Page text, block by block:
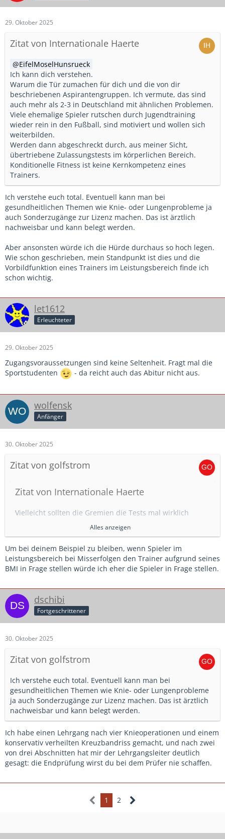
29. Oktober 2025
Zitat von Internationale Haerte
EifelMoselHunsrueck
Ich kann dich verstehen.
Warum die Tür zumachen für dich und die von dir
beschriebenen Aspirantengruppen. Ich vermute, das sind
auch mehr als 2-3 in Deutschland mit ähnlichen Problemen.
Viele ehemalige Spieler rutschen durch Jugendtraining
wieder rein in den Fußball, sind motiviert und wollen sich
weiterbilden.
Werden dann abgeschreckt durch, aus meiner Sicht,
übertriebene Zulassungstests im körperlichen Bereich.
Konditionelle Fitness ist keine Kernkompetenz eines
Trainers.
Ich verstehe euch total. Eventuell kann man bei
gesundheitlichen Themen wie Knie- oder Lungenprobleme ja
auch Sonderzugänge zur Lizenz machen. Das ist ärztlich
nachweisbar und kann belegt werden.
Aber ansonsten würde ich die Hürde durchaus so hoch legen.
Wie schon geschrieben, mein Standpunkt ist dies und die
Vorbildfunktion eines Trainers im Leistungsbereich finde ich
schon wichtig.
let1612
Erleuchteter
29. Oktober 2025
Zugangsvoraussetzungen sind keine Seltenheit. Fragt mal die
Sportstudenten
- da reicht auch das Abitur nicht aus.
wolfensk
Anfänger
30. Oktober 2025
Zitat von golfstrom
Zitat von Internationale Haerte
Vielleicht sollten die Gremien die Tests mal wirklich
Aber als KO Kriterium 3000m Lauf unter 19 Minuten.
Verstehe das bspw. bei einem Bundesliga Schiri. Aber bei
Was soll das? Absolut unverständlich...
Natürlich, für einen halbwegs im Saft stehenden
Erwachsenen machbar, aber gibt ja auch ehemalige
fußkranke Spieler, oder der eine oder andere, der zu
man dann mit schmerverzerrtem Gesicht um den Platz
So groß ist die Coaching Zone jetzt auch wieder nicht...
Alles anzeigen
Kann ich schon nachvollziehen.
Es geht ja bei einem Trainer auch immer um eine Art
Vorbildfunktion.
3000m in unter 19min verlangt keine Ultrasportlichkeit, aber
zumindest eine gewisse Beweglichkeit.
Und wenn ich da Leute mit einem BMI von größer 37-38
Trainer werden bei Misserfolgen, gerade im
Leistungsbereich, also da wo sich B-Trainer ja meistens
auch aufhalten, auch gerne von den Spielern infrage
gestellt.
Mit Vorbildfunktion meine ich nicht, dass er alle Übungen in
Perfektion vorführen muss, aber er muss zumindest auch in
Alles anzeigen
Um bei deinem Beispiel zu bleiben, wenn Spieler im
Leistungsbereich bei Misserfolgen den Trainer aufgrund seines
BMI in Frage stellen würde ich eher die Spieler in Frage stellen.
dschibi
Fortgeschrittener
30. Oktober 2025
Zitat von golfstrom
Ich verstehe euch total. Eventuell kann man bei
gesundheitlichen Themen wie Knie- oder Lungenprobleme
ja auch Sonderzugänge zur Lizenz machen. Das ist ärztlich
nachweisbar und kann belegt werden.
Ich habe einen Lehrgang nach vier Knieoperationen und einem
konservativ verheilten Kreuzbandriss gemacht, und nach zwei
von drei Abschnitten hat mir der Lehrgangsleiter deutlich
gesagt: die Endprüfung wirst du bei dem Prüfer nie schaffen.
1 2